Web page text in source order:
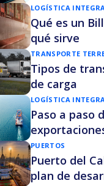
LOGÍSTICA
Qué es un
qué sirve
TRANSPORTE
Tipos de
de carga
LOGÍSTICA
Paso a paso
PUERTOS
Puerto del
plan de